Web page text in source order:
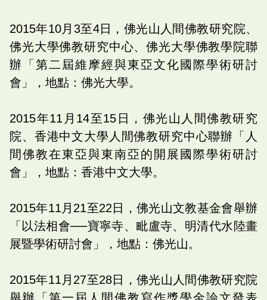
2015年10月3至4日，佛光山人間佛教研究院、
佛光大學佛教研究中心、佛光大學佛教學院聯
辦「第二屆維摩經與東亞文化國際學術研討
會」，地點：佛光大學。
2015年11月14至15日，佛光山人間佛教研究
院、香港中文大學人間佛教研究中心聯辦「人
間佛教在東亞與東南亞的開展國際學術研討
會」，地點：香港中文大學。
2015年11月21至22日，佛光山文教基金會舉辦
「以法相會──寶寧寺、毗盧寺、明清代水陸畫
展暨學術研討會」，地點：佛光山。
2015年11月27至28日，佛光山人間佛教研究院